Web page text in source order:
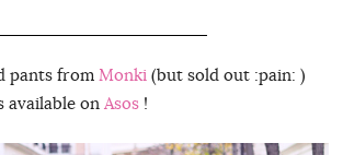
pants from Monki(but sold out :pain: )
available on Asos!